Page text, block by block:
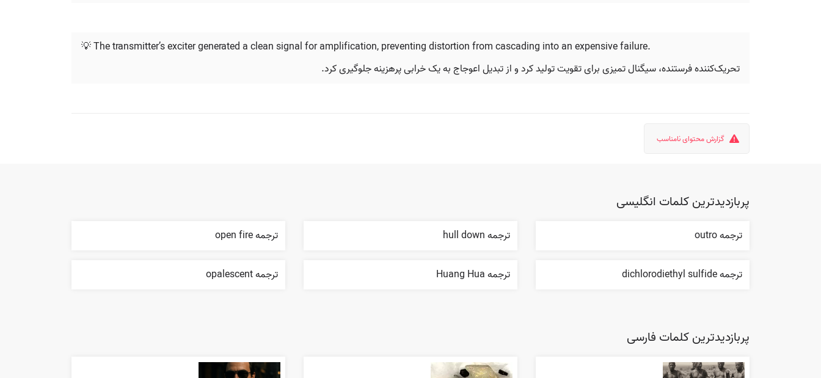
💡 The transmitter’s exciter generated a clean signal for amplification, preventing distortion from cascading into an expensive failure.
تحریک‌کننده فرستنده، سیگنال تمیزی برای تقویت تولید کرد و از تبدیل اعوجاج به یک خرابی پرهزینه جلوگیری کرد.
گزارش محتوای نامناسب
پربازدیدترین کلمات انگلیسی
ترجمه outro ترجمه hull down ترجمه open fire
ترجمه dichlorodiethyl sulfide ترجمه Huang Hua ترجمه opalescent
پربازدیدترین کلمات فارسی